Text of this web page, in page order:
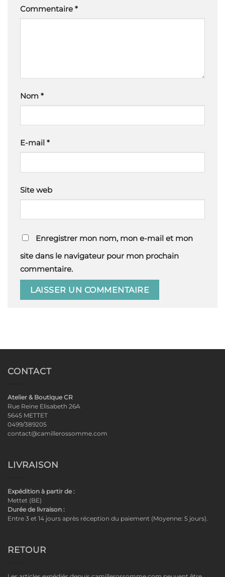
Commentaire *
Nom *
E-mail *
Site web
Enregistrer mon nom, mon e-mail et mon
site dans le navigateur pour mon prochain
commentaire.
CONTACT
Atelier & Boutique CR
Rue Reine Elisabeth 26A
5645 METTET
0499/389205
contact@camillerossomme.com
LIVRAISON
Expédition à partir de :
Mettet (BE)
Durée de livraison :
Entre 3 et 14 jours après réception du paiement (Moyenne: 5 jours).
RETOUR